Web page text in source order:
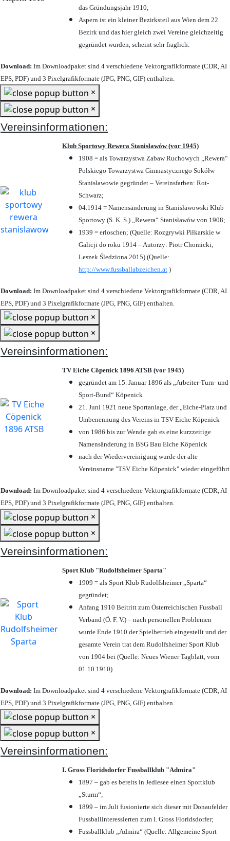
das Gründungsjahr 1910;
Aspern ist ein kleiner Bezirksteil aus Wien dem 22.
Bezirk und das hier gleich zwei Vereine gleichzeitig
gegründet wurden, scheint sehr fraglich.
Download: Im Downloadpaket sind 4 verschiedene Vektorgrafikformate (CDR, AI
EPS, PDF) und 3 Pixelgrafikformate (JPG, PNG, GIF) enthalten.
×
×
Vereinsinformationen:
Klub Sportowy Rewera Stanisławów (vor 1945)
1908 = als Towarzystwa Zabaw Ruchowych „Rewera“
Polskiego Towarzystwa Gimnastycznego Sokółw
Stanisławowie gegründet – Vereinsfarben: Rot-
Schwarz;
04.1914 = Namensänderung in Stanisławowski Klub
Sportowy (S. K. S.) „Rewera“ Stanisławów von 1908;
1939 = erloschen; (Quelle: Rozgrywki Piłkarskie w
Galicji do roku 1914 – Autorzy: Piotr Chomicki,
Leszek Śledziona 2015) (Quelle:
http://www.fussballabzeichen.at )
Download: Im Downloadpaket sind 4 verschiedene Vektorgrafikformate (CDR, AI
EPS, PDF) und 3 Pixelgrafikformate (JPG, PNG, GIF) enthalten.
×
×
Vereinsinformationen:
TV Eiche Cöpenick 1896 ATSB (vor 1945)
gegründet am 15. Januar 1896 als „Arbeiter-Turn- und
Sport-Bund“ Köpenick
21. Juni 1921 neue Sportanlage, der „Eiche-Platz und
Umbenennung des Vereins in TSV Eiche Köpenick
von 1986 bis zur Wende gab es eine kurzzeitige
Namensänderung in BSG Bau Eiche Köpenick
nach der Wiedervereinigung wurde der alte
Vereinsname "TSV Eiche Köpenick" wieder eingeführt
Download: Im Downloadpaket sind 4 verschiedene Vektorgrafikformate (CDR, AI
EPS, PDF) und 3 Pixelgrafikformate (JPG, PNG, GIF) enthalten.
×
×
Vereinsinformationen:
Sport Klub "Rudolfsheimer Sparta"
1909 = als Sport Klub Rudolfsheimer „Sparta“
gegründet;
Anfang 1910 Beitritt zum Österreichischen Fussball
Verband (Ö. F. V.) – nach personellen Problemen
wurde Ende 1910 der Spielbetrieb eingestellt und der
gesamte Verein trat dem Rudolfsheimer Sport Klub
von 1904 bei (Quelle: Neues Wiener Tagblatt, vom
01.10.1910)
Download: Im Downloadpaket sind 4 verschiedene Vektorgrafikformate (CDR, AI
EPS, PDF) und 3 Pixelgrafikformate (JPG, PNG, GIF) enthalten.
×
×
Vereinsinformationen:
I. Gross Floridsdorfer Fussballklub "Admira"
1897 – gab es bereits in Jedlesee einen Sportklub
„Sturm“;
1899 – im Juli fusionierte sich dieser mit Donaufelder
Fussballinteressierten zum I. Gross Floridsdorfer;
Fussballklub „Admira“ (Quelle: Allgemeine Sport